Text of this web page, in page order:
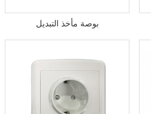
بوصة مأخذ التبديل